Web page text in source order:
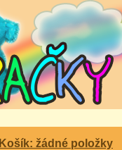
Košík: žádné položky